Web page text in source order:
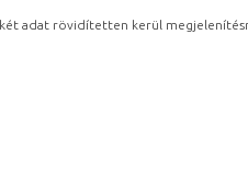
adat rövidítetten kerül